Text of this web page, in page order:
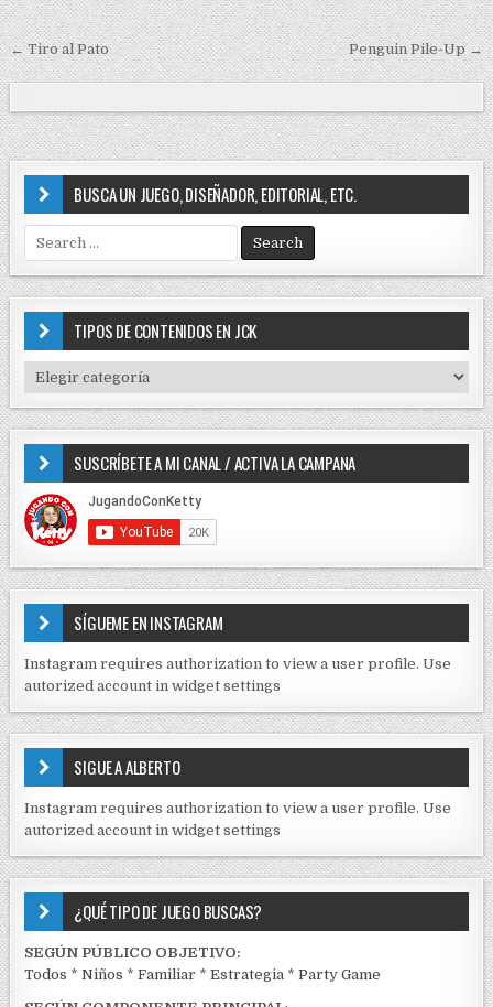
t
e
d
i
N
a
v
e
a
c
i
ó
n
e
e
n
r
a
d
← Tiro al Pato Penguin Pile-Up →
BUSCA UN JUEGO, DISEÑADOR, EDITORIAL, ETC.
e
a
r
o
r
:
TIPOS DE CONTENIDOS EN JCK
I
P
D
E
C
N
T
I
D
S
E
J
C
K
SUSCRÍBETE A MI CANAL / ACTIVA LA CAMPANA
SÍGUEME EN INSTAGRAM
Instagram requires authorization to view a user profile. Use
autorized account in widget settings
SIGUE A ALBERTO
Instagram requires authorization to view a user profile. Use
autorized account in widget settings
¿QUÉ TIPO DE JUEGO BUSCAS?
SEGÚN PÚBLICO OBJETIVO:
Todos *Niños *Familiar *Estrategia *Party Game